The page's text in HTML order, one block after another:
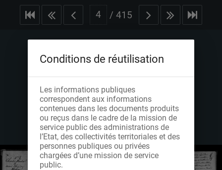
/ 415
Conditions de réutilisation
Les informations publiques
correspondent aux informations
contenues dans les documents produits
ou reçus dans le cadre de la mission de
service public des administrations de
l’Etat, des collectivités territoriales et des
personnes publiques ou privées
chargées d’une mission de service
public.